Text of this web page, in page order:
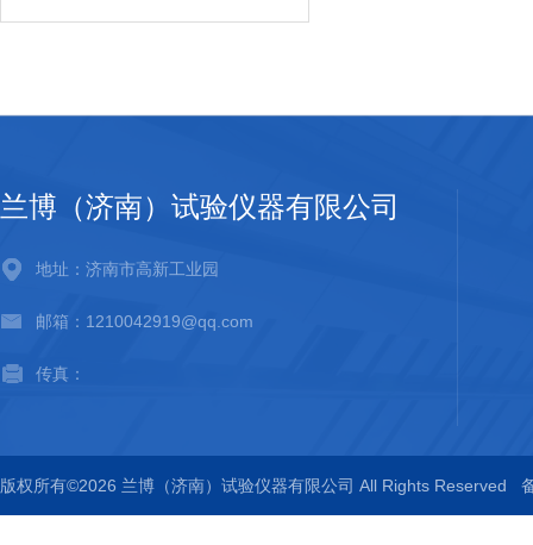
兰博（济南）试验仪器有限公司
地址：济南市高新工业园
邮箱：1210042919@qq.com
传真：
版权所有©2026 兰博（济南）试验仪器有限公司 All Rights Reserved